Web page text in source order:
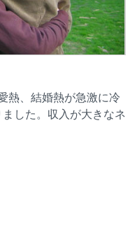
熱、結婚熱が急激に冷
した。収入が大きなネ